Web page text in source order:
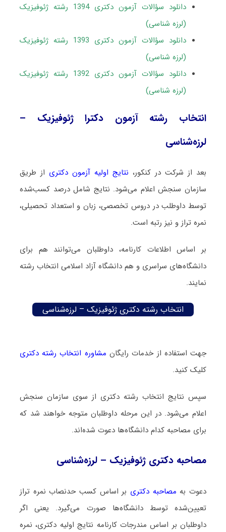
دانلود سؤالات آزمون دکتری 1394 رشته ژئوفیزیک
(لرزه شناسی)
دانلود سؤالات آزمون دکتری 1393 رشته ژئوفیزیک
(لرزه شناسی)
دانلود سؤالات آزمون دکتری 1392 رشته ژئوفیزیک
(لرزه شناسی)
انتخاب رشته آزمون دکترا ژئوفیزیک –
لرزه‌شناسی
بعد از شرکت در کنکور، نتایج اولیه آزمون دکتری از طریق
سازمان سنجش اعلام می‌شود. نتایج شامل درصد کسب‌شده
توسط داوطلب در دروس تخصصی، زبان و استعداد تحصیلی،
نمره تراز و نیز رتبه است.
بر اساس اطلاعات کارنامه، داوطلبان می‌توانند هم برای
دانشگاه‌های سراسری و هم دانشگاه آزاد اسلامی انتخاب رشته
نمایند.
انتخاب رشته دکتری ژئوفیزیک – لرزه‌شناسی
جهت استفاده از خدمات رایگان مشاوره انتخاب رشته دکتری
کلیک کنید.
سپس نتایج انتخاب رشته دکتری از سوی سازمان سنجش
اعلام می‌شود. در این مرحله داوطلبان متوجه خواهند شد که
برای مصاحبه کدام دانشگاه‌ها دعوت شده‌اند.
مصاحبه دکتری ژئوفیزیک – لرزه‌شناسی
دعوت به مصاحبه دکتری بر اساس کسب حدنصاب نمره تراز
تعیین‌شده توسط دانشگاه‌ها صورت می‌گیرد. یعنی اگر
داوطلبان بر اساس مندرجات کارنامه نتایج اولیه دکتری، نمره